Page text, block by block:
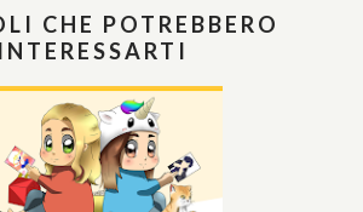
CHE POTREBBERO
INTERESSARTI